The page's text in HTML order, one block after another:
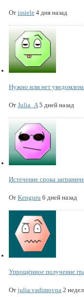
От issiele 4 дня назад
Нужно илм нет
От Julia_A 5 дней назад
Истечение срока
От Kenguru 6 дней назад
Упрощённое получение
От julia.vadimovna 2